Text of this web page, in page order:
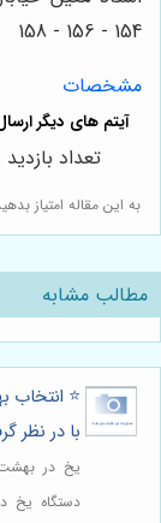
154 - 156 - 158
مشخصات
به این مقاله امتیاز
تعداد بازدید :
مطالب مشابه
⭐️ انتخاب
با در نظر
یخ در بهشت
دستگاه یخ